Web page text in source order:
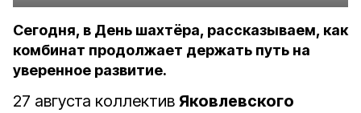
Сегодня, в День шахтёра, рассказываем, как
комбинат продолжает держать путь на
уверенное развитие.
27 августа коллектив Яковлевского